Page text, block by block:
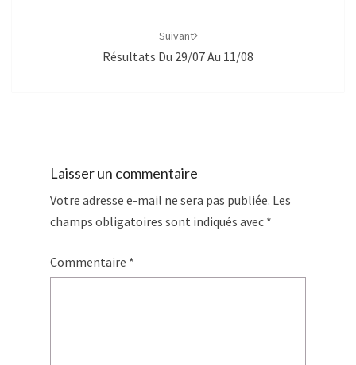
Suivant
Résultats Du 29/07 Au 11/08
Laisser un commentaire
Votre adresse e-mail ne sera pas publiée. Les
champs obligatoires sont indiqués avec *
Commentaire *